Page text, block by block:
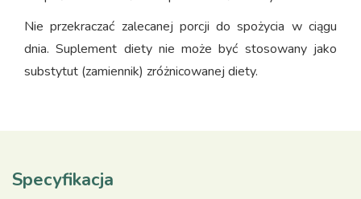
Nie przekraczać zalecanej porcji do spożycia w ciągu
dnia. Suplement diety nie może być stosowany jako
substytut (zamiennik) zróżnicowanej diety.
Specyfikacja